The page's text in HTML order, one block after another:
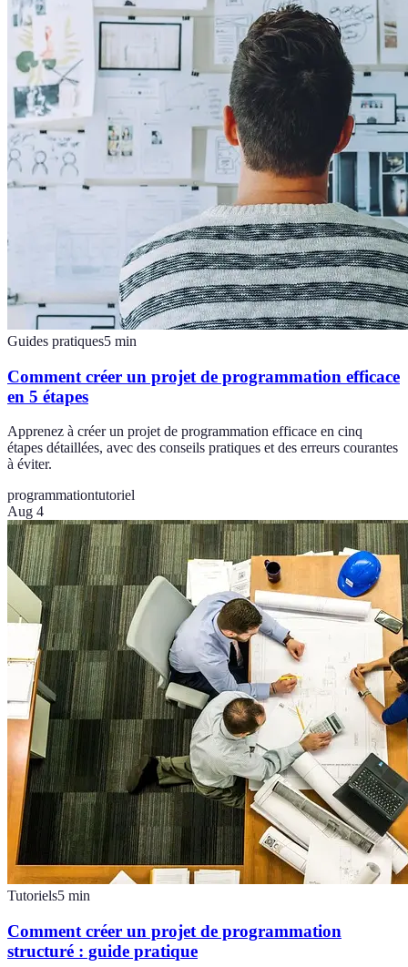
Guides pratiques5 min
Comment créer un projet de programmation efficace
en 5 étapes
Apprenez à créer un projet de programmation efficace en cinq
étapes détaillées, avec des conseils pratiques et des erreurs courantes
à éviter.
programmationtutoriel
Aug 4
Tutoriels5 min
Comment créer un projet de programmation
structuré : guide pratique